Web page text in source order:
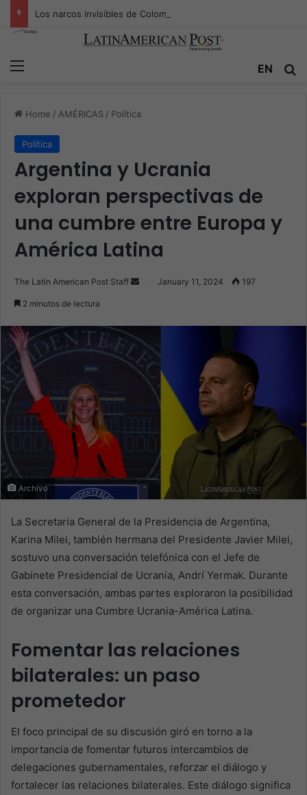
Menu EN
Home / AMÉRICAS / Política
Política
Argentina y Ucrania
exploran perspectivas de
una cumbre entre Europa y
América Latina
The Latin American Post Staff
SendJanuary 11, 2024 197
2 minutos de lectura
Archivo
La Secretaria General de la Presidencia de Argentina,
Karina Milei, también hermana del Presidente Javier Milei,
sostuvo una conversación telefónica con el Jefe de
Gabinete Presidencial de Ucrania, Andrí Yermak. Durante
esta conversación, ambas partes exploraron la posibilidad
de organizar una Cumbre Ucrania-América Latina.
Fomentar las relaciones
bilaterales: un paso
prometedor
El foco principal de su discusión giró en torno a la
importancia de fomentar futuros intercambios de
delegaciones gubernamentales, reforzar el diálogo y
fortalecer las relaciones bilaterales. Este diálogo significa